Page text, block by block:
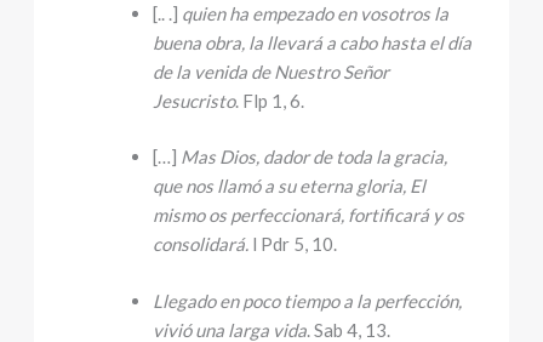
[.. .] quien ha empezado en vosotros la
buena obra, la llevará a cabo hasta el día
de la venida de Nuestro Señor
Jesucristo. Flp 1, 6.
[…] Mas Dios, dador de toda la gracia,
que nos llamó a su eterna gloria, El
mismo os perfeccionará, fortificará y os
consolidará.l Pdr 5, 10.
Llegado en poco tiempo a la perfección,
vivió una larga vida. Sab 4, 13.